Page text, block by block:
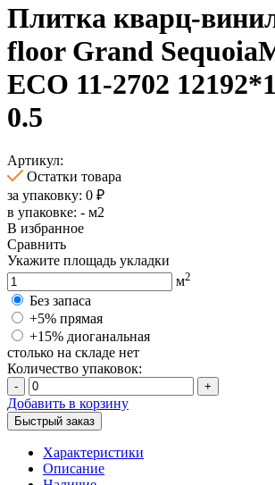
Плитка кварц-
floor Grand
ECO 11-2702
0.5
Артикул:
Остатки товара
за упаковку: 0 ₽
в упаковке: - м2
В избранное
Сравнить
Укажите площадь укладки
м2
Без запаса
+5% прямая
+15% диоганальная
столько на складе нет
Количество упаковок:
- +
Добавить в корзину
Быстрый заказ
Характеристики
Описание